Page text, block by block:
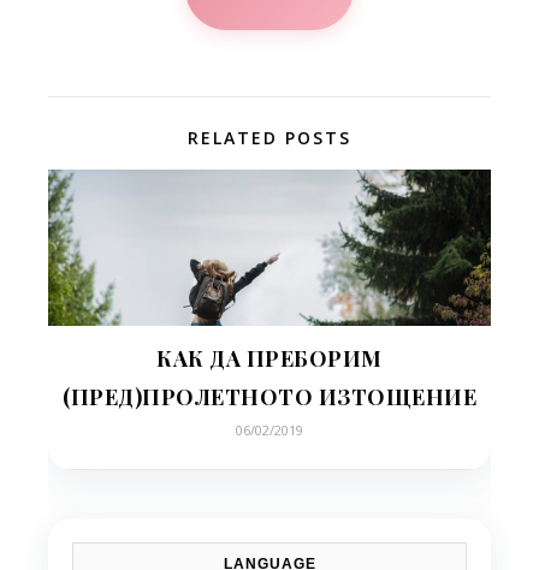
RELATED POSTS
КАК ДА ПРЕБОРИМ
(ПРЕД)ПРОЛЕТНОТО ИЗТОЩЕНИЕ
06/02/2019
LANGUAGE